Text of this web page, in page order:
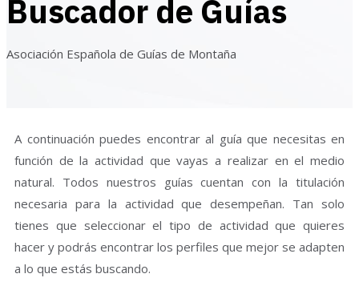
Buscador de Guías
Asociación Española de Guías de Montaña
A continuación puedes encontrar al guía que necesitas en
función de la actividad que vayas a realizar en el medio
natural. Todos nuestros guías cuentan con la titulación
necesaria para la actividad que desempeñan. Tan solo
tienes que seleccionar el tipo de actividad que quieres
hacer y podrás encontrar los perfiles que mejor se adapten
a lo que estás buscando.